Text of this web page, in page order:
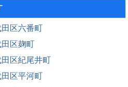
区六番町
区麹町
区紀尾井町
区平河町